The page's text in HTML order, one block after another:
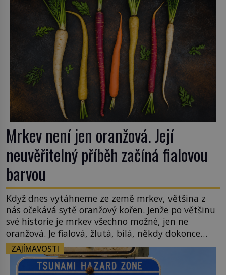
Mrkev není jen oranžová. Její
neuvěřitelný příběh začíná fialovou
barvou
Když dnes vytáhneme ze země mrkev, většina z
nás očekává sytě oranžový kořen. Jenže po většinu
své historie je mrkev všechno možné, jen ne
oranžová. Je fialová, žlutá, bílá, někdy dokonce
téměř černá. Až díky stovkám let pečlivého
šlechtění se z ní stává zelenina, bez které si českou
zahradu ani nedokážeme představit. Její příběh je
ZAJÍMAVOSTI